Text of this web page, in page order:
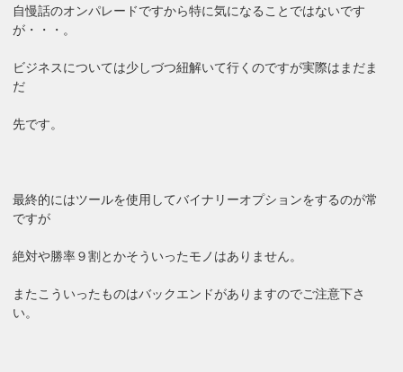
自慢話のオンパレードですから特に気になることではないです
が・・・。
ビジネスについては少しづつ紐解いて行くのですが実際はまだま
だ
先です。
最終的にはツールを使用してバイナリーオプションをするのが常
ですが
絶対や勝率９割とかそういったモノはありません。
またこういったものはバックエンドがありますのでご注意下さ
い。